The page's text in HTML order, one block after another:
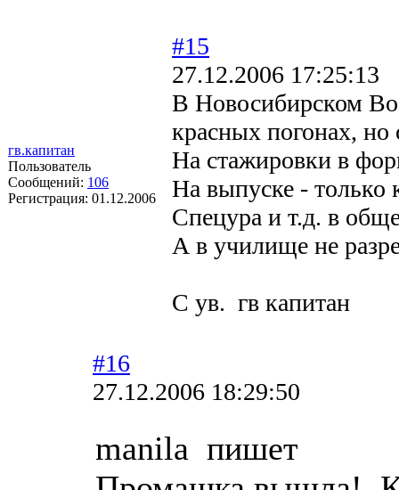
гв.капитан
Пользователь
Сообщений: 106
Регистрация: 01.12.2006
#15
27.12.2006 17:25:13
В Новосибирском
красных погонах,
На стажировки в
На выпуске -
Спецура и т.д. в
А в училище не
С ув. гв капитан
#16
27.12.2006 18:29:50
manila пишет